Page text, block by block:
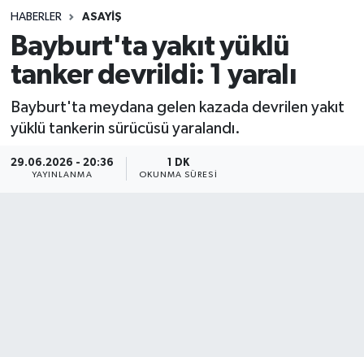
HABERLER ASAYIŞ
Bayburt'ta yakıt yüklü
tanker devrildi: 1 yaralı
Bayburt'ta meydana gelen kazada devrilen yakıt
yüklü tankerin sürücüsü yaralandı.
29.06.2026 - 20:36
YAYINLANMA
1 DK
OKUNMA SÜRESI
Spor
Teknoloji